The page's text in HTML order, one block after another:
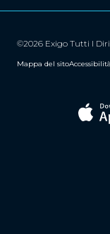
©2026 Exigo Tutti I
Mappa del sitoAccessibilità